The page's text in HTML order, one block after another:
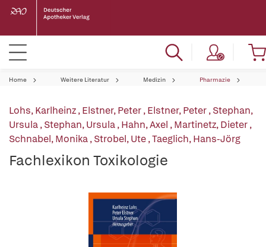
Home Weitere Literatur Medizin Pharmazie
Lohs, Karlheinz,Elstner, Peter,Elstner, Peter,Stephan,
Ursula,Stephan, Ursula,Hahn, Axel ,Martinetz, Dieter,
Schnabel, Monika,Strobel, Ute,Taeglich, Hans-Jörg
Fachlexikon Toxikologie